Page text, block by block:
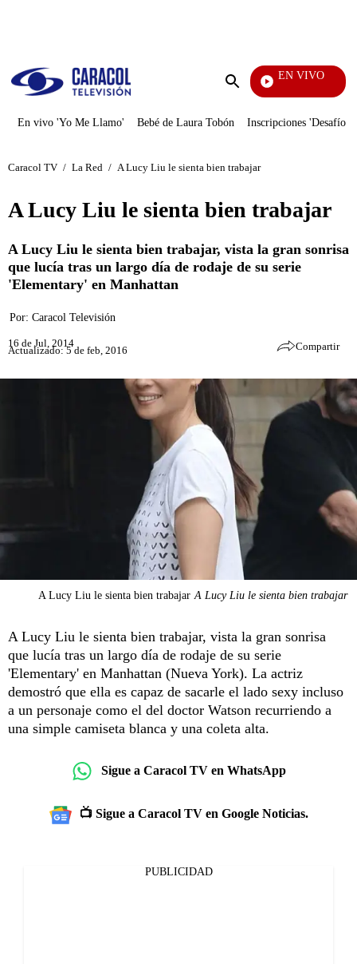
Enviar
EN VIVO
Televentas
En vivo 'Yo Me Llamo' Bebé de Laura Tobón Inscripciones 'Desafío'
Caracol TV / La Red / A Lucy Liu le sienta bien trabajar
A Lucy Liu le sienta bien trabajar
A Lucy Liu le sienta bien trabajar, vista la gran sonrisa
que lucía tras un largo día de rodaje de su serie
'Elementary' en Manhattan
Por: Caracol Televisión
16 de Jul, 2014
Actualizado: 5 de feb, 2016 Compartir
A Lucy Liu le sienta bien trabajar A Lucy Liu le sienta bien trabajar
A Lucy Liu le sienta bien trabajar, vista la gran sonrisa
que lucía tras un largo día de rodaje de su serie
'Elementary' en Manhattan (Nueva York). La actriz
demostró que ella es capaz de sacarle el lado sexy incluso
a un personaje como el del doctor Watson recurriendo a
una simple camiseta blanca y una coleta alta.
Sigue a Caracol TV en WhatsApp
📺 Sigue a Caracol TV en Google Noticias.
PUBLICIDAD